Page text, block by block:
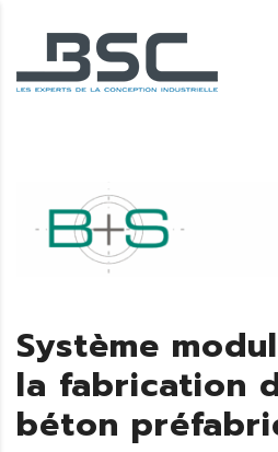
Système
la fabrication
béton